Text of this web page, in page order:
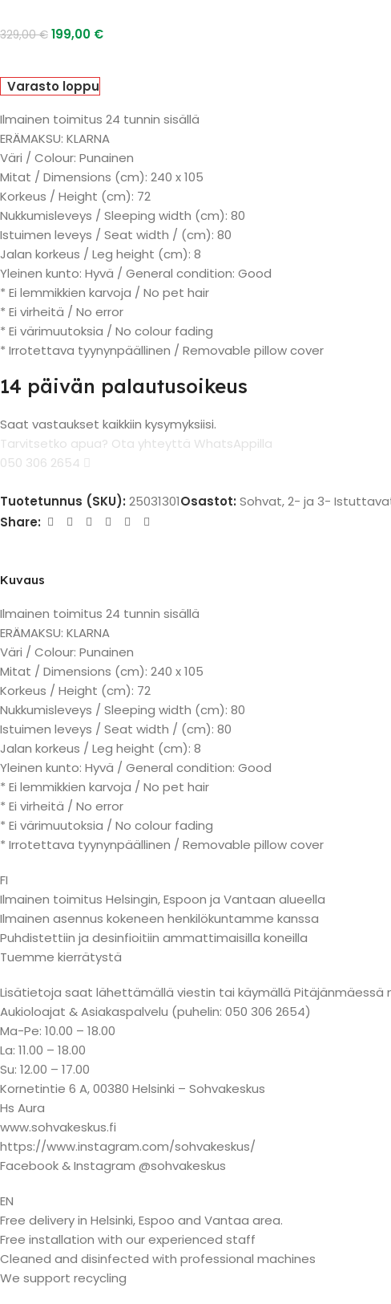
329,00€ 199,00 €
Varasto loppu
Ilmainen toimitus 24 tunnin sisällä
ERÄMAKSU: KLARNA
Väri / Colour: Punainen
Mitat / Dimensions (cm): 240 x 105
Korkeus / Height (cm): 72
Nukkumisleveys / Sleeping width (cm): 80
Istuimen leveys / Seat width / (cm): 80
Jalan korkeus / Leg height (cm): 8
Yleinen kunto: Hyvä / General condition: Good
* Ei lemmikkien karvoja / No pet hair
* Ei virheitä / No error
* Ei värimuutoksia / No colour fading
* Irrotettava tyynynpäällinen / Removable pillow cover
14 päivän palautusoikeus
Saat vastaukset kaikkiin kysymyksiisi.
Tarvitsetko apua? Ota yhteyttä WhatsAppilla
050 306 2654
Tuotetunnus (SKU): 25031301Osastot: Sohvat,2- ja 3-
Share:
Kuvaus
Ilmainen toimitus 24 tunnin sisällä
ERÄMAKSU: KLARNA
Väri / Colour: Punainen
Mitat / Dimensions (cm): 240 x 105
Korkeus / Height (cm): 72
Nukkumisleveys / Sleeping width (cm): 80
Istuimen leveys / Seat width / (cm): 80
Jalan korkeus / Leg height (cm): 8
Yleinen kunto: Hyvä / General condition: Good
* Ei lemmikkien karvoja / No pet hair
* Ei virheitä / No error
* Ei värimuutoksia / No colour fading
* Irrotettava tyynynpäällinen / Removable pillow cover
FI
Ilmainen toimitus Helsingin, Espoon ja Vantaan alueella
Ilmainen asennus kokeneen henkilökuntamme kanssa
Puhdistettiin ja desinfioitiin ammattimaisilla koneilla
Tuemme kierrätystä
Lisätietoja saat lähettämällä viestin tai käymällä Pitäjänmäessä
Aukioloajat & Asiakaspalvelu (puhelin: 050 306 2654)
Ma-Pe: 10.00 – 18.00
La: 11.00 – 18.00
Su: 12.00 – 17.00
Kornetintie 6 A, 00380 Helsinki – Sohvakeskus
Hs Aura
www.sohvakeskus.fi
https://www.instagram.com/sohvakeskus/
Facebook & Instagram @sohvakeskus
EN
Free delivery in Helsinki, Espoo and Vantaa area.
Free installation with our experienced staff
Cleaned and disinfected with professional machines
We support recycling